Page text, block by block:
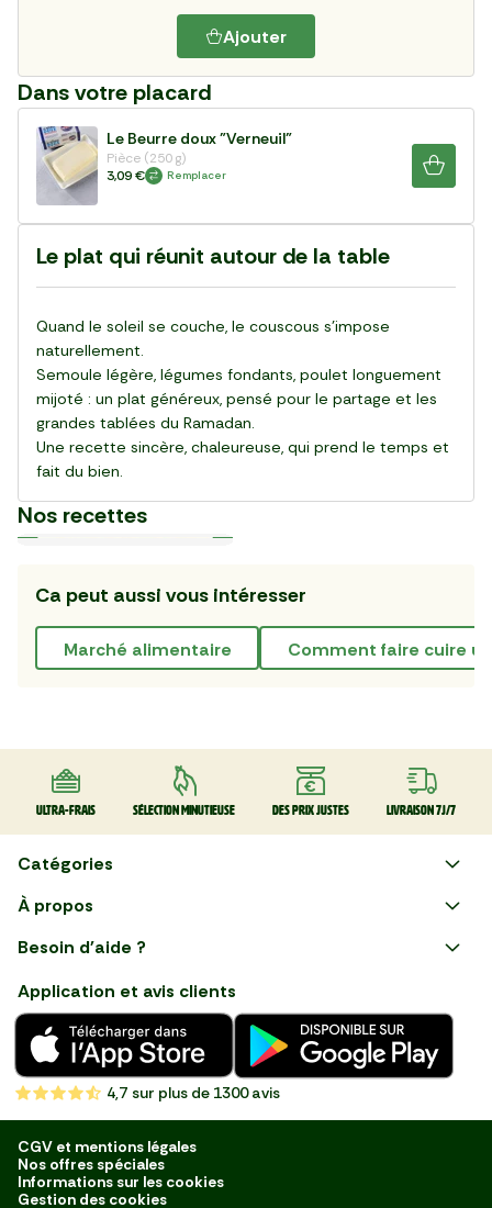
Ajouter
Dans votre placard
Le Beurre doux "Verneuil"
Pièce (250 g)
3,09 €
Remplacer
Le plat qui réunit autour de la table
Quand le soleil se couche, le couscous s’impose
naturellement.
Semoule légère, légumes fondants, poulet longuement
mijoté : un plat généreux, pensé pour le partage et les
grandes tablées du Ramadan.
Une recette sincère, chaleureuse, qui prend le temps et
fait du bien.
Nos recettes
Plat 30 min
La Salade de gnocchi,
mozzarella et serrano
Plat 20 min
La Pinsa Burrata Pesto
Plat 15 min
Le Carpaccio de Boeuf
Plat 55 min
La Kafta sauce tahini 🇯🇴
Plat 28 min
La Salade de chou rouge
thaï au poulet
Plat 20 min
Le Club sandwich
Plat 20 min
Le Taboulé végétal
Plat 25 min
La Salade de haricots verts
Plat 25 min
La Tarte Fraîche au Thon
Plat 30 min
Le Poke bowl au saumon et
légumes croquants 🇺🇸
Ca peut aussi vous intéresser
marché alimentaire comment faire cuire
Ultra-frais Sélection minutieuse Des prix justes Livraison 7J/7
Catégories
Faire ses courses en ligne
Nouveautés
Fruits
Légumes
Boucherie
Charcuterie
Poissonnerie
À propos
et savoir-faire français en
choisissant notre service de
livraison de produits frais et
de qualité, livrés directement
chez vous. Une expérience
de courses en ligne pensée
pour vous.
Besoin d'aide ?
Application et avis clients
4,7 sur plus de 1300 avis
CGV et mentions légales
Nos offres spéciales
Informations sur les cookies
Gestion des cookies